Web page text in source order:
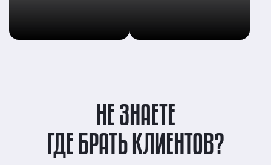
ГДЕ БРАТЬ КЛИЕНТОВ?
НЕ ЗНАЕТЕ